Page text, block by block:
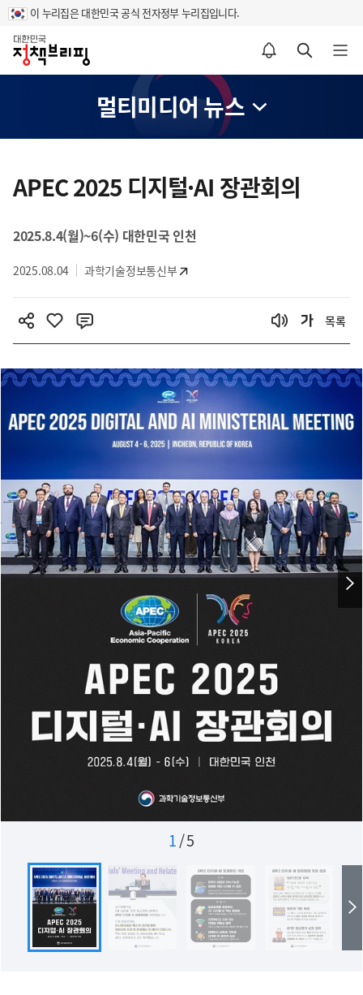
이 누리집은 대한민국 공식 전자정부 누리집입니다.
홈
알림설정 바로가기 검색 바로가기 메뉴 열기
멀티미디어 뉴스
츠
역
APEC 2025 디지털·AI 장관회의
2025.8.4(월)~6(수) 대한민국 인천
2025.08.04 과학기술정보통신부
목록
1/5